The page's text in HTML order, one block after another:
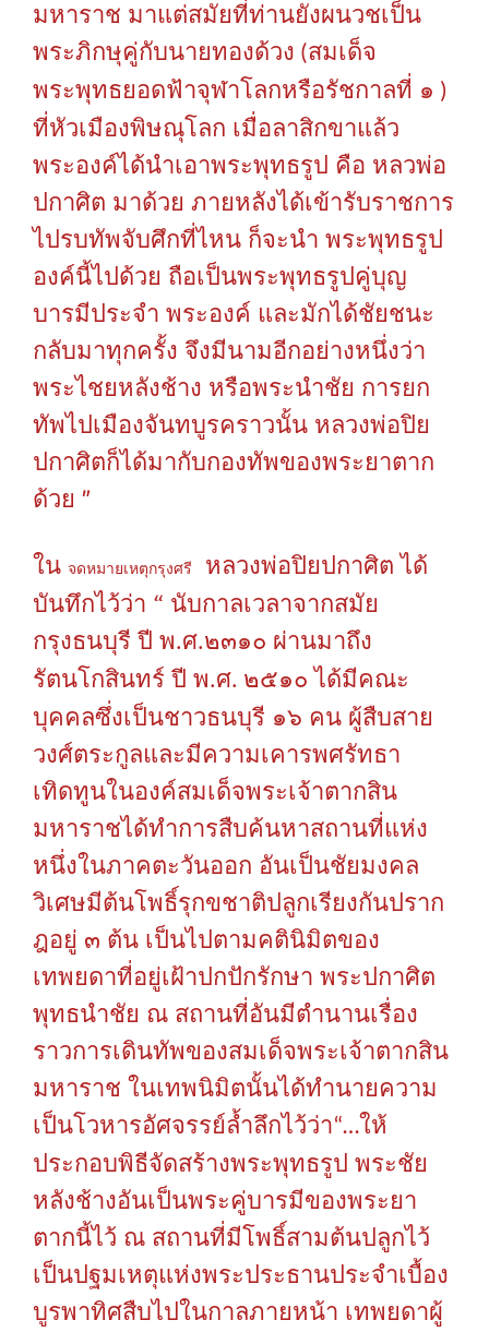
มหาราช มาแต่สมัยที่ท่านยังผนวชเป็น
พระภิกษุคู่กับนายทองด้วง (สมเด็จ
พระพุทธยอดฟ้าจุฬาโลกหรือรัชกาลที่ ๑ )
ที่หัวเมืองพิษณุโลก เมื่อลาสิกขาแล้ว
พระองค์ได้นำเอาพระพุทธรูป คือ หลวพ่อ
ปกาศิต มาด้วย ภายหลังได้เข้ารับราชการ
ไปรบทัพจับศึกที่ไหน ก็จะนำ พระพุทธรูป
องค์นี้ไปด้วย ถือเป็นพระพุทธรูปคู่บุญ
บารมีประจำ พระองค์ และมักได้ชัยชนะ
กลับมาทุกครั้ง จึงมีนามอีกอย่างหนึ่งว่า
พระไชยหลังช้าง หรือพระนำชัย การยก
ทัพไปเมืองจันทบูรคราวนั้น หลวงพ่อปิย
ปกาศิตก็ได้มากับกองทัพของพระยาตาก
ด้วย "
ใน จดหมายเหตุกรุงศรี หลวงพ่อปิยปกาศิต ได้
บันทึกไว้ว่า “ นับกาลเวลาจากสมัย
กรุงธนบุรี ปี พ.ศ.๒๓๑๐ ผ่านมาถึง
รัตนโกสินทร์ ปี พ.ศ. ๒๕๑๐ ได้มีคณะ
บุคคลซึ่งเป็นชาวธนบุรี ๑๖ คน ผู้สืบสาย
วงศ์ตระกูลและมีความเคารพศรัทธา
เทิดทูนในองค์สมเด็จพระเจ้าตากสิน
มหาราชได้ทำการสืบค้นหาสถานที่แห่ง
หนึ่งในภาคตะวันออก อันเป็นชัยมงคล
วิเศษมีต้นโพธิ์รุกขชาติปลูกเรียงกันปราก
ฎอยู่ ๓ ต้น เป็นไปตามคตินิมิตของ
เทพยดาที่อยู่เฝ้าปกปักรักษา พระปกาศิต
พุทธนำชัย ณ สถานที่อันมีตำนานเรื่อง
ราวการเดินทัพของสมเด็จพระเจ้าตากสิน
มหาราช ในเทพนิมิตนั้นได้ทำนายความ
เป็นโวหารอัศจรรย์ล้ำลึกไว้ว่า“…ให้
ประกอบพิธีจัดสร้างพระพุทธรูป พระชัย
หลังช้างอันเป็นพระคู่บารมีของพระยา
ตากนี้ไว้ ณ สถานที่มีโพธิ์สามต้นปลูกไว้
เป็นปฐมเหตุแห่งพระประธานประจำเบื้อง
บูรพาทิศสืบไปในกาลภายหน้า เทพยดาผู้